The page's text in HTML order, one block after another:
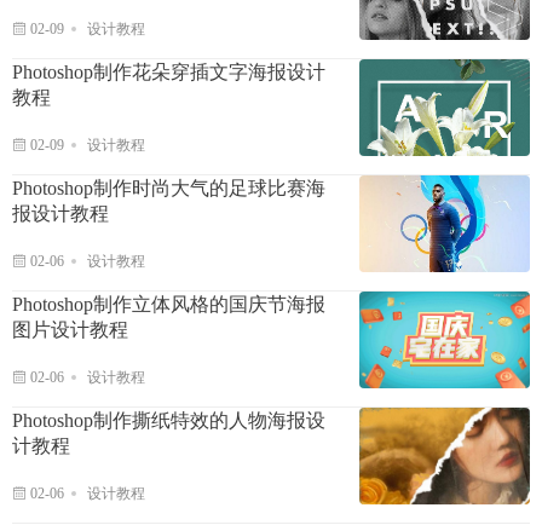
02-09 设计教程
Photoshop制作花朵穿插文字海报设计
教程
02-09 设计教程
Photoshop制作时尚大气的足球比赛海
报设计教程
02-06 设计教程
Photoshop制作立体风格的国庆节海报
图片设计教程
02-06 设计教程
Photoshop制作撕纸特效的人物海报设
计教程
02-06 设计教程